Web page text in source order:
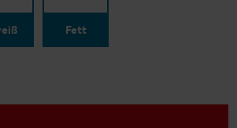
Fett